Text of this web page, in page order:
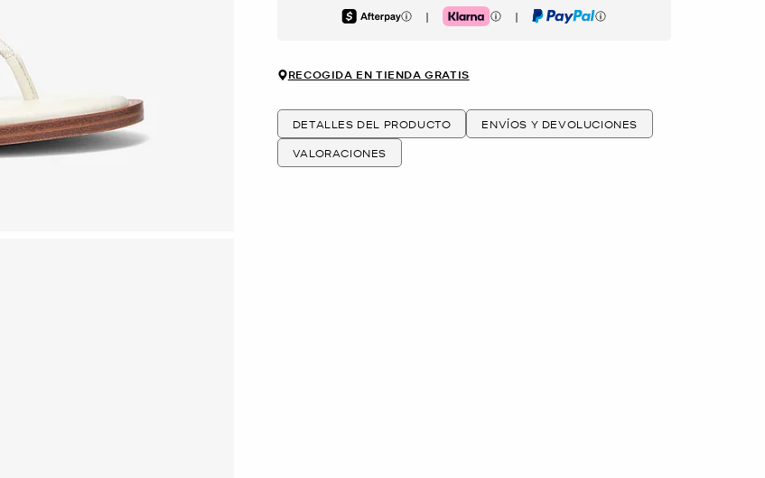
Afterpay | Klarna | PayPal
RECOGIDA EN TIENDA GRATIS
DETALLES DEL PRODUCTO
ENVÍOS Y DEVOLUCIONES
VALORACIONES